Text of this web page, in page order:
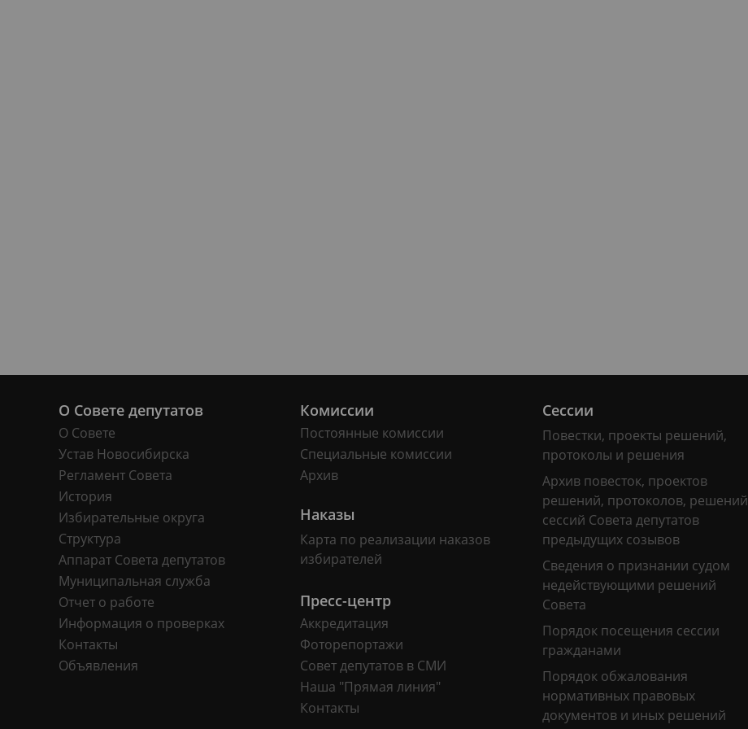
О Совете депутатов
О Совете
Устав Новосибирска
Регламент Совета
История
Избирательные округа
Структура
Аппарат Совета депутатов
Муниципальная служба
Отчет о работе
Информация о проверках
Контакты
Объявления
Комиссии
Постоянные комиссии
Специальные комиссии
Архив
Сессии
Повестки, проекты решений,
протоколы и решения
Архив повесток, проектов
решений, протоколов, решений
сессий Совета депутатов
предыдущих созывов
Сведения о признании судом
недействующими решений
Совета
Порядок посещения сессии
гражданами
Порядок обжалования
нормативных правовых
документов и иных решений
Наказы
Карта по реализации наказов
избирателей
Пресс-центр
Аккредитация
Фоторепортажи
Совет депутатов в СМИ
Наша "Прямая линия"
Контакты